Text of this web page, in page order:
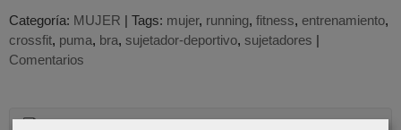
Categoría: MUJER | Tags: mujer running fitness entrenamiento
crossfit puma bra sujetador-deportivo sujetadores |
Comentarios